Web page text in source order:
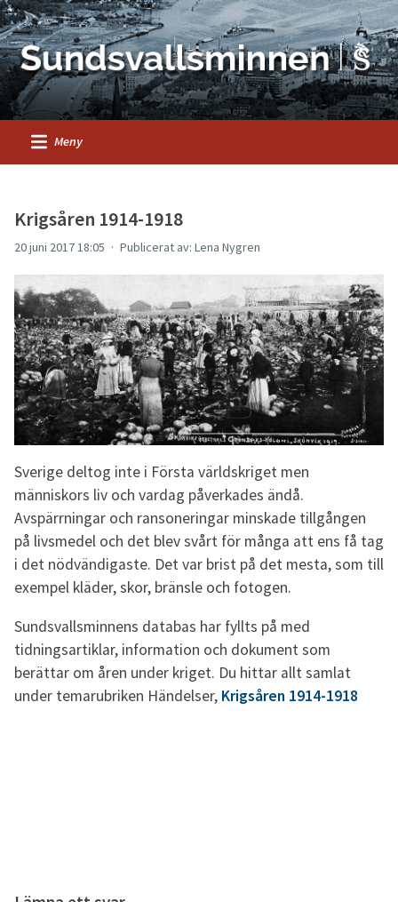
Meny
Krigsåren 1914-1918
20 juni 2017 18:05 Publicerat av: Lena Nygren
Sverige deltog inte i Första världskriget men
människors liv och vardag påverkades ändå.
Avspärrningar och ransoneringar minskade tillgången
på livsmedel och det blev svårt för många att ens få tag
i det nödvändigaste. Det var brist på det mesta, som till
exempel kläder, skor, bränsle och fotogen.
Sundsvallsminnens databas har fyllts på med
tidningsartiklar, information och dokument som
berättar om åren under kriget. Du hittar allt samlat
under temarubriken Händelser, Krigsåren 1914-1918